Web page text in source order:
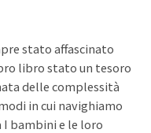
stato affascinato
libro stato un tesoro
delle complessità
in cui navighiamo
bambini e le loro